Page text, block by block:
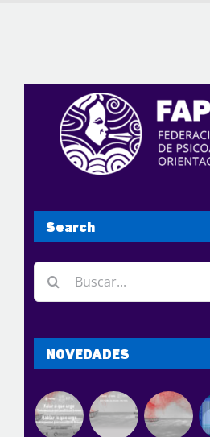
Search
Buscar:
NOVEDADES